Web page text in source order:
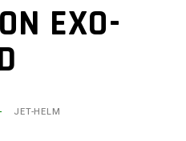
EXO-
JET-HELM